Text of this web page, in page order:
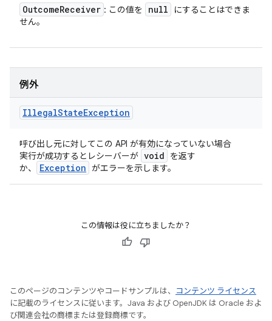
OutcomeReceiver : この値を null
にすることはできま
せん。
例外
IllegalStateException
呼び出し元に対してこの API が有効になっていない場合
実行が成功するとレシーバーが void
を返す
か、
Exception がエラーを示します。
この情報は役に立ちましたか？
このページのコンテンツやコードサンプルは、
コンテンツ ライセンス
に記載のライセンスに従います。Java および OpenJDK は Oracle およ
び関連会社の商標または登録商標です。